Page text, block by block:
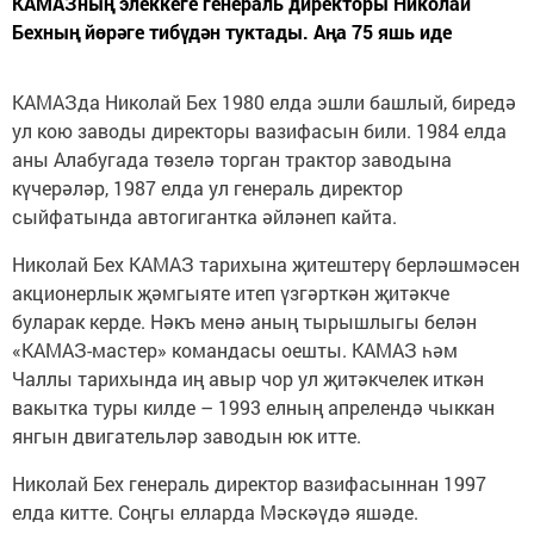
Бехның йөрәге тибүдән туктады. Аңа 75 яшь иде
КАМАЗда Николай Бех 1980 елда эшли башлый, биредә
ул кою заводы директоры вазифасын били. 1984 елда
аны Алабугада төзелә торган трактор заводына
күчерәләр, 1987 елда ул генераль директор
сыйфатында автогигантка әйләнеп кайта.
Николай Бех КАМАЗ тарихына җитештерү берләшмәсен
акционерлык җәмгыяте итеп үзгәрткән җитәкче
буларак керде. Нәкъ менә аның тырышлыгы белән
«КАМАЗ-мастер» командасы оешты. КАМАЗ һәм
Чаллы тарихында иң авыр чор ул җитәкчелек иткән
вакытка туры килде – 1993 елның апрелендә чыккан
янгын двигательләр заводын юк итте.
Николай Бех генераль директор вазифасыннан 1997
елда китте. Соңгы елларда Мәскәүдә яшәде.